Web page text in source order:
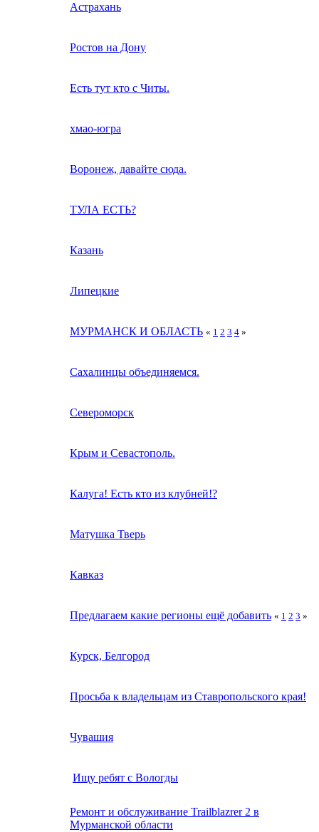
Астрахань
Ростов на Дону
Есть тут кто с Читы.
хмао-югра
Воронеж, давайте сюда.
ТУЛА ЕСТЬ?
Казань
Липецкие
МУРМАНСК И ОБЛАСТЬ « 1 2 3 4 »
Сахалинцы объединяемся.
Североморск
Крым и Севастополь.
Калуга! Есть кто из клубней!?
Матушка Тверь
Кавказ
Предлагаем какие регионы ещё добавить « 1 2 3 »
Курск, Белгород
Просьба к владельцам из Ставропольского края!
Чувашия
Ищу ребят с Вологды
Ремонт и обслуживание Trailblazrer 2 в
Мурманской области